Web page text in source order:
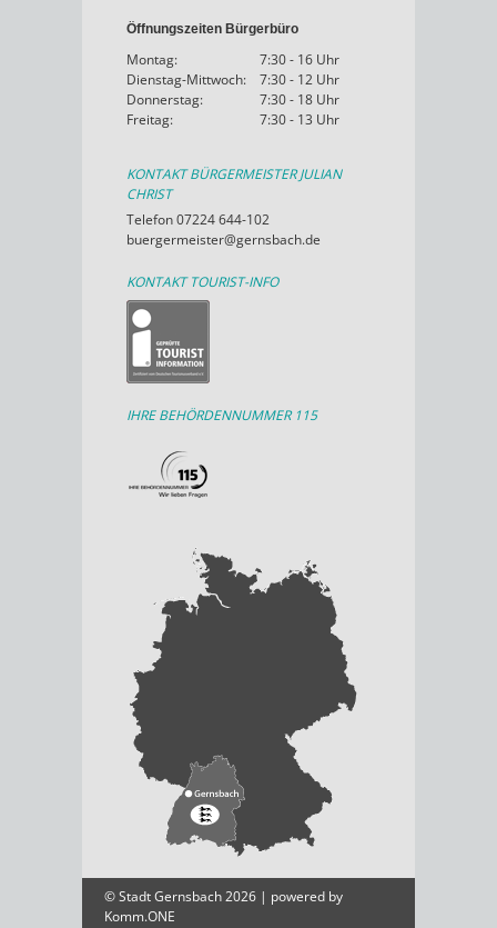
Öffnungszeiten Bürgerbüro
Montag:
7:30 - 16 Uhr
Dienstag-Mittwoch:
7:30 - 12 Uhr
Donnerstag:
7:30 - 18 Uhr
Freitag:
7:30 - 13 Uhr
KONTAKT BÜRGERMEISTER JULIAN
CHRIST
Telefon 07224 644-102
buergermeister@gernsbach.de
KONTAKT TOURIST-INFO
IHRE BEHÖRDENNUMMER 115
© Stadt Gernsbach 2026 | powered by
Komm.ONE